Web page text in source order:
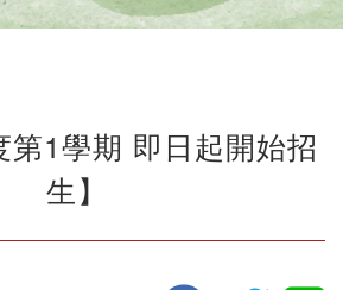
第1學期 即日起開始招
生】